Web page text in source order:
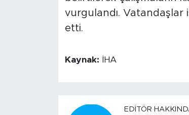
vurgulandı. Vatandaşlar
etti.
Kaynak: İHA
EDITÖR